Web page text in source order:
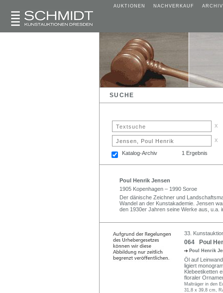
AUKTIONEN NACHVERKAUF ARCHIV
SUCHE
x
x
Katalog-Archiv 1 Ergebnis
Poul Henrik Jensen
1905 Kopenhagen – 1990 Soroe
Der dänische Zeichner und
Wandel an der Kunstakademie. Jensen
den 1930er Jahren seine Werke aus, u.a.
33.
064 Poul
Poul Henrik
Öl auf
ligiert
Klebeetiketten
floraler
Malträger in den
31,8 x 39,8 cm,